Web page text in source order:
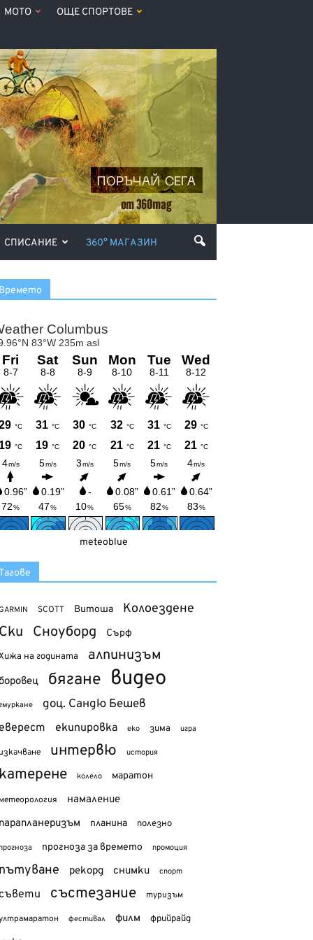
МОТО ОЩЕ СПОРТОВЕ
СПИСАНИЕ 360° МАГАЗИН
meteoblue
SCOTT Витоша Колоездене
Сноуборд Сърф
на годината алпинизъм
бягане видео
доц. Сандю Бешев
екипировка еко зима игра
интервю история
колело маратон
намаление
планина полезно
прогноза за времето промоция
рекорд снимки спорт
състезание туризъм
фестивал филм фрийрайд